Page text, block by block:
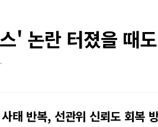
' 논란 터졌을 때
태 반복, 선관위 신뢰도 회복